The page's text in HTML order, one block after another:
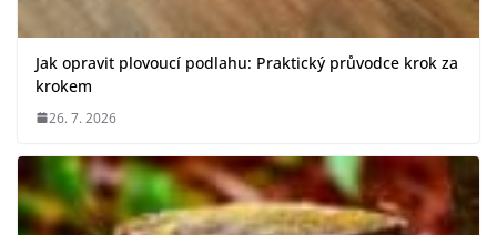
Jak opravit plovoucí podlahu: Praktický průvodce krok za
krokem
26. 7. 2026